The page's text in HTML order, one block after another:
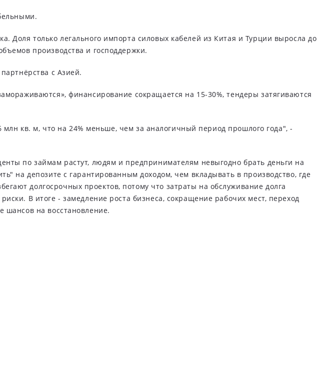
Доля только легального импорта силовых кабелей из Китая и Турции выросла до
производства и господдержки.
с Азией.
финансирование сокращается на 15-30%, тендеры затягиваются
кв. м, что на 24% меньше, чем за аналогичный период прошлого года", -
по займам растут, людям и предпринимателям невыгодно брать деньги на
на депозите с гарантированным доходом, чем вкладывать в производство, где
долгосрочных проектов, потому что затраты на обслуживание долга
В итоге - замедление роста бизнеса, сокращение рабочих мест, переход
на восстановление.